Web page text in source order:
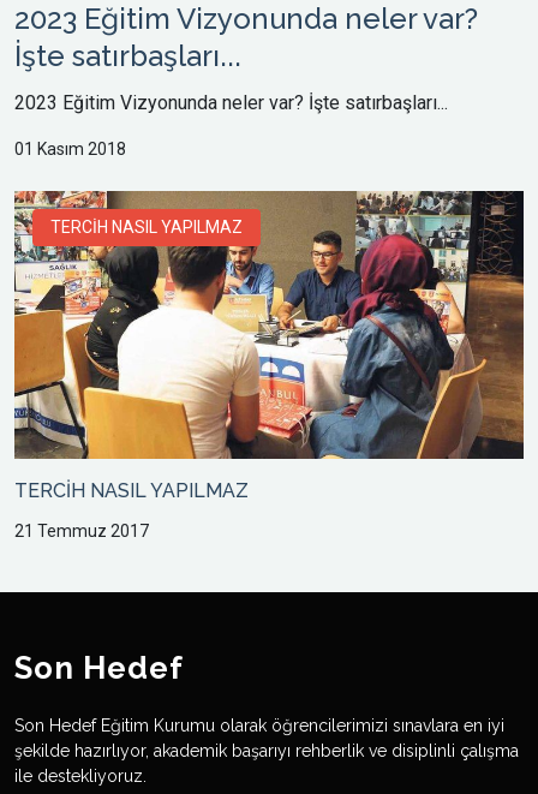
2023 Eğitim Vizyonunda neler var?
İşte satırbaşları...
2023 Eğitim Vizyonunda neler var? İşte satırbaşları...
01 Kasım 2018
TERCİH NASIL YAPILMAZ
TERCİH NASIL YAPILMAZ
21 Temmuz 2017
Son Hedef
Son Hedef Eğitim Kurumu olarak öğrencilerimizi sınavlara en iyi
şekilde hazırlıyor, akademik başarıyı rehberlik ve disiplinli çalışma
ile destekliyoruz.